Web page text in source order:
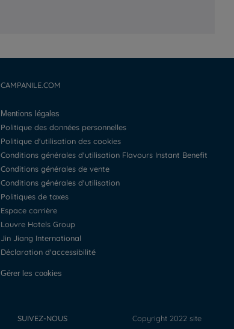
CAMPANILE.COM
Mentions légales
Politique des données personnelles
Politique d'utilisation des cookies
Conditions générales d'utilisation Flavours Instant Benefit
Conditions générales de vente
Conditions générales d'utilisation
Politiques de taxes
Espace carrière
Louvre Hotels Group
Jin Jiang International
Déclaration d'accessibilité
Gérer les cookies
SUIVEZ-NOUS Copyright 2022 site